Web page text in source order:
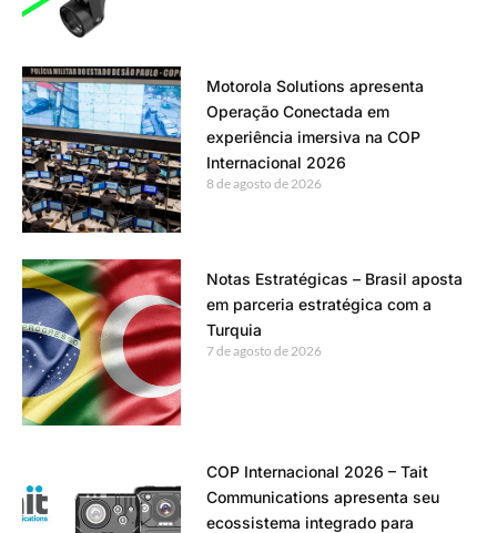
Motorola Solutions apresenta
Operação Conectada em
experiência imersiva na COP
Internacional 2026
8 de agosto de 2026
Notas Estratégicas – Brasil aposta
em parceria estratégica com a
Turquia
7 de agosto de 2026
COP Internacional 2026 – Tait
Communications apresenta seu
ecossistema integrado para